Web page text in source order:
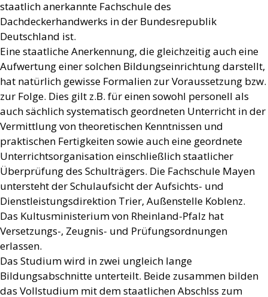
staatlich anerkannte Fachschule des
Dachdeckerhandwerks in der Bundesrepublik
Deutschland ist.
Eine staatliche Anerkennung, die gleichzeitig auch eine
Aufwertung einer solchen Bildungseinrichtung darstellt,
hat natürlich gewisse Formalien zur Voraussetzung bzw.
zur Folge. Dies gilt z.B. für einen sowohl personell als
auch sächlich systematisch geordneten Unterricht in der
Vermittlung von theoretischen Kenntnissen und
praktischen Fertigkeiten sowie auch eine geordnete
Unterrichtsorganisation einschließlich staatlicher
Überprüfung des Schulträgers. Die Fachschule Mayen
untersteht der Schulaufsicht der Aufsichts- und
Dienstleistungsdirektion Trier, Außenstelle Koblenz.
Das Kultusministerium von Rheinland-Pfalz hat
Versetzungs-, Zeugnis- und Prüfungsordnungen
erlassen.
Das Studium wird in zwei ungleich lange
Bildungsabschnitte unterteilt. Beide zusammen bilden
das Vollstudium mit dem staatlichen Abschlss zum